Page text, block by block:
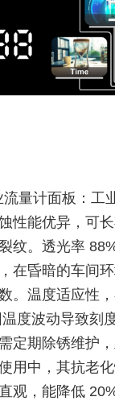
量计面板：工
性能优异，可
纹。透光率
在昏暗的车间
。温度适应性
度波动导致刻
定期除锈维护
用中，其抗老
观，能降低